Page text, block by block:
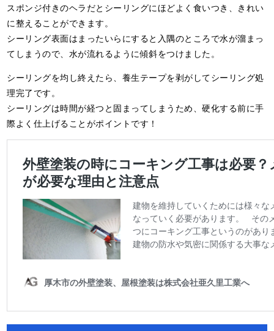
スポンジ付きのヘラだとシーリングにほどよく食いつき、きれい
に整えることができます。
シーリング表面はまったいらにすると入隅のところで水が溜まっ
てしまうので、水が流れるように傾斜をつけました。
シーリングを均し終えたら、養生テープを剥がしてシーリング処
理完了です。
シーリングは時間が経つと固まってしまうため、硬化する前に手
際よく仕上げることがポイントです！